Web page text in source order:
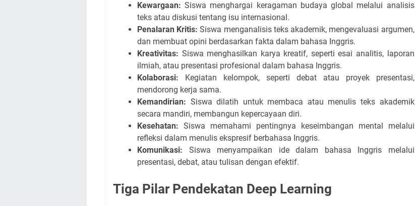
Kewargaan: Siswa menghargai keragaman budaya global melalui analisis
teks atau diskusi tentang isu internasional.
Penalaran Kritis: Siswa menganalisis teks akademik, mengevaluasi argumen,
dan membuat opini berdasarkan fakta dalam bahasa Inggris.
Kreativitas: Siswa menghasilkan karya kreatif, seperti esai analitis, laporan
ilmiah, atau presentasi profesional dalam bahasa Inggris.
Kolaborasi: Kegiatan kelompok, seperti debat atau proyek presentasi,
mendorong kerja sama.
Kemandirian: Siswa dilatih untuk membaca atau menulis teks akademik
secara mandiri, membangun kepercayaan diri.
Kesehatan: Siswa memahami pentingnya keseimbangan mental melalui
refleksi dalam menulis ekspresif berbahasa Inggris.
Komunikasi: Siswa menyampaikan ide dalam bahasa Inggris melalui
presentasi, debat, atau tulisan dengan efektif.
Tiga Pilar Pendekatan Deep Learning